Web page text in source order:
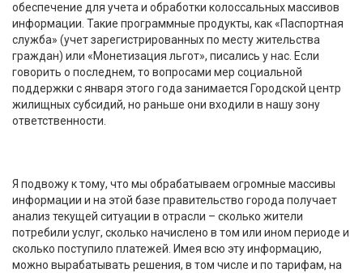
обеспечение для учета и обработки колоссальных массивов
информации. Такие программные продукты, как «Паспортная
служба» (учет зарегистрированных по месту жительства
граждан) или «Монетизация льгот», писались у нас. Если
говорить о последнем, то вопросами мер социальной
поддержки с января этого года занимается Городской центр
жилищных субсидий, но раньше они входили в нашу зону
ответственности.
Я подвожу к тому, что мы обрабатываем огромные массивы
информации и на этой базе правительство города получает
анализ текущей ситуации в отрасли – сколько жители
потребили услуг, сколько начислено в том или ином периоде и
сколько поступило платежей. Имея всю эту информацию,
можно вырабатывать решения, в том числе и по тарифам, на